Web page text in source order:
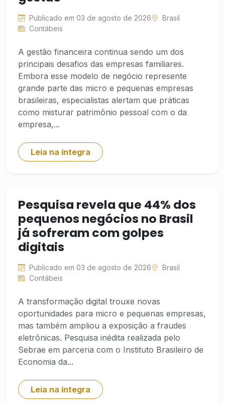
Publicado em 03 de agosto de 2026
Brasil
Contábeis
A gestão financeira continua sendo um dos
principais desafios das empresas familiares.
Embora esse modelo de negócio represente
grande parte das micro e pequenas empresas
brasileiras, especialistas alertam que práticas
como misturar patrimônio pessoal com o da
empresa,...
Leia na íntegra
Pesquisa revela que 44% dos
pequenos negócios no Brasil
já sofreram com golpes
digitais
Publicado em 03 de agosto de 2026
Brasil
Contábeis
A transformação digital trouxe novas
oportunidades para micro e pequenas empresas,
mas também ampliou a exposição a fraudes
eletrônicas. Pesquisa inédita realizada pelo
Sebrae em parceria com o Instituto Brasileiro de
Economia da...
Leia na íntegra